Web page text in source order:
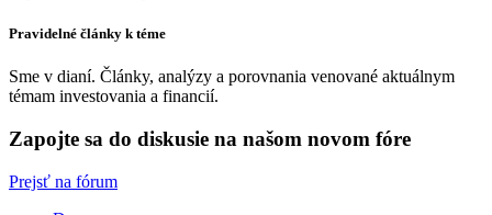
Pravidelné články k téme
Sme v dianí. Články, analýzy a porovnania venované aktuálnym
témam investovania a financií.
Zapojte sa do diskusie na našom novom fóre
Prejsť na fórum